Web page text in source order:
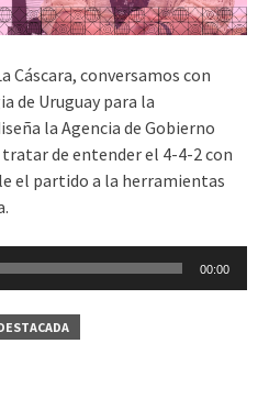
Cáscara, conversamos con
de Uruguay para la
la Agencia de Gobierno
de entender el 4-4-2 con
el partido a la herramientas
00:00